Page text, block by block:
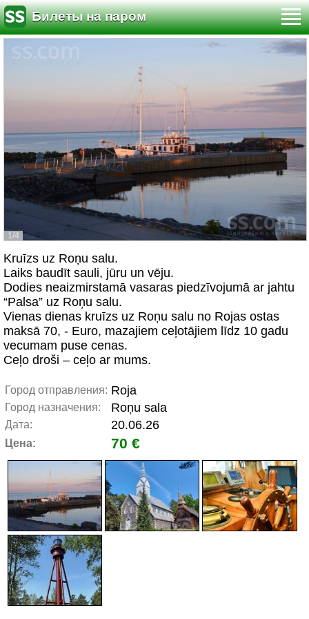
Билеты на паром
1/4
Kruīzs uz Roņu salu.
Laiks baudīt sauli, jūru un vēju.
Dodies neaizmirstamā vasaras piedzīvojumā ar jahtu
“Palsa” uz Roņu salu.
Vienas dienas kruīzs uz Roņu salu no Rojas ostas
maksā 70, - Euro, mazajiem ceļotājiem līdz 10 gadu
vecumam puse cenas.
Ceļo droši – ceļo ar mums.
Город отправления: Roja
Город назначения: Roņu sala
Дата: 20.06.26
Цена: 70 €